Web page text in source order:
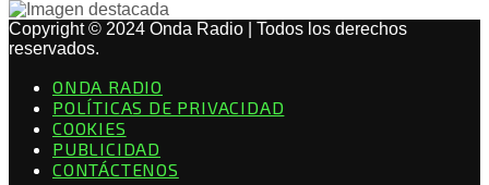
Copyright © 2024 Onda Radio | Todos los derechos
reservados.
ONDA RADIO
POLÍTICAS DE PRIVACIDAD
COOKIES
PUBLICIDAD
CONTÁCTENOS